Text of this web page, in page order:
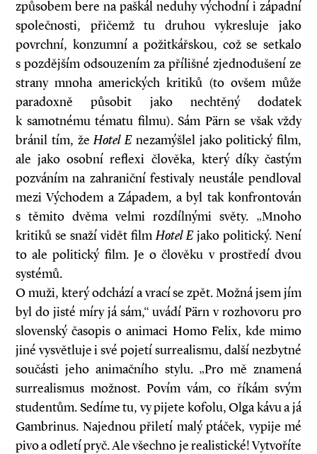
způsobem bere na paškál neduhy východní i západní
společnosti, přičemž tu druhou vykresluje jako
povrchní, konzumní a požitkářskou, což se setkalo
s pozdějším odsouzením za přílišné zjednodušení ze
strany mnoha amerických kritiků (to ovšem může
paradoxně působit jako nechtěný dodatek
k samotnému tématu filmu). Sám Pärn se však vždy
bránil tím, žeHotel Enezamýšlel jako politický film,
ale jako osobní reflexi člověka, který díky častým
pozváním na zahraniční festivaly neustále pendloval
mezi Východem a Západem, a byl tak konfrontován
s těmito dvěma velmi rozdílnými světy. „Mnoho
kritiků se snaží vidět filmHotel Ejako politický. Není
to ale politický film. Je o člověku v prostředí dvou
systémů.
O muži, který odchází a vrací se zpět. Možná jsem jím
byl do jisté míry já sám,“ uvádí Pärn v rozhovoru pro
slovenský časopis o animaci Homo Felix, kde mimo
jiné vysvětluje i své pojetí surrealismu, další nezbytné
součásti jeho animačního stylu. „Pro mě znamená
surrealismus možnost. Povím vám, co říkám svým
studentům. Sedíme tu, vy pijete kofolu, Olga kávu a já
Gambrinus. Najednou přiletí malý ptáček, vypije mé
pivo a odletí pryč. Ale všechno je realistické! Vytvoříte